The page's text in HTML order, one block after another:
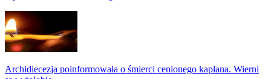
Archidiecezja poinformowała o śmierci cenionego kapłana. Wierni